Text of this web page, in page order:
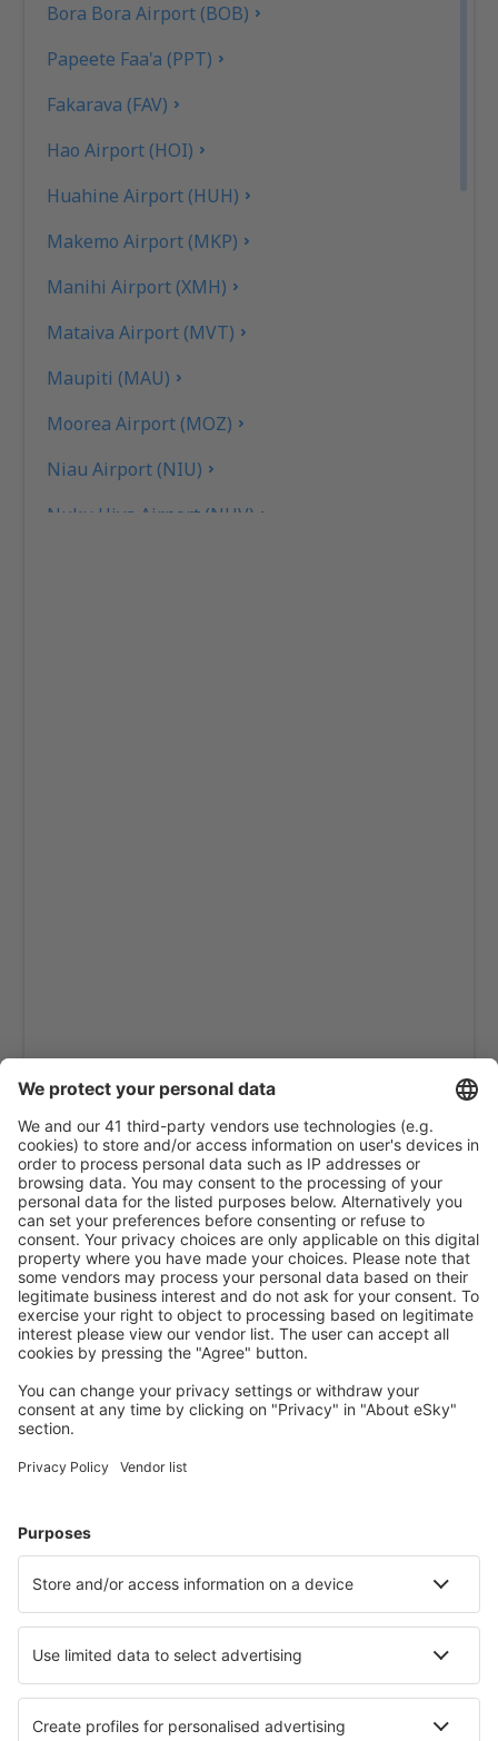
Bora Bora Airport (BOB)
Papeete Faa'a (PPT)
Fakarava (FAV)
Hao Airport (HOI)
Huahine Airport (HUH)
Makemo Airport (MKP)
Manihi Airport (XMH)
Mataiva Airport (MVT)
Maupiti (MAU)
Moorea Airport (MOZ)
Niau Airport (NIU)
Nuku Hiva Airport (NHV)
Ua Huka Airport (UAH)
Ua Pou (UAP)